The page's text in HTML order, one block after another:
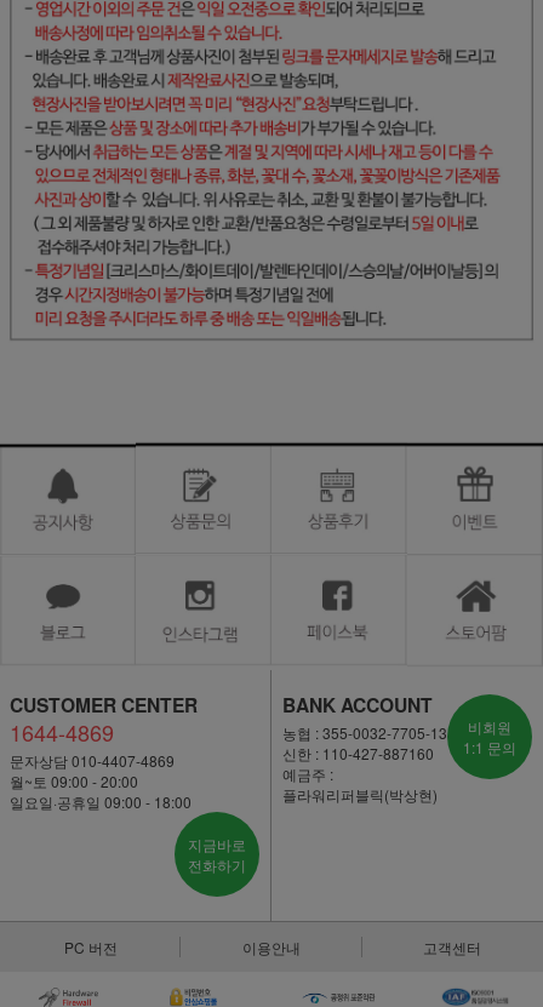
CUSTOMER CENTER
1644-4869
문자상담 010-4407-4869
월~토 09:00 - 20:00
일요일·공휴일 09:00 - 18:00
지금바로
전화하기
BANK ACCOUNT
농협 : 355-0032-7705-13
신한 : 110-427-887160
예금주 :
플라워리퍼블릭(박상현)
비회원
1:1 문의
PC 버전 이용안내 고객센터